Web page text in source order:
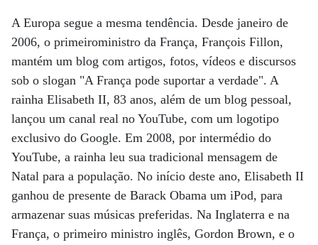
A Europa segue a mesma tendência. Desde janeiro de
2006, o primeiroministro da França, François Fillon,
mantém um blog com artigos, fotos, vídeos e discursos
sob o slogan "A França pode suportar a verdade". A
rainha Elisabeth II, 83 anos, além de um blog pessoal,
lançou um canal real no YouTube, com um logotipo
exclusivo do Google. Em 2008, por intermédio do
YouTube, a rainha leu sua tradicional mensagem de
Natal para a população. No início deste ano, Elisabeth II
ganhou de presente de Barack Obama um iPod, para
armazenar suas músicas preferidas. Na Inglaterra e na
França, o primeiro ministro inglês, Gordon Brown, e o